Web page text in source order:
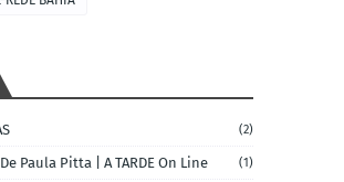
(2)
Paula Pitta | A TARDE On Line (1)